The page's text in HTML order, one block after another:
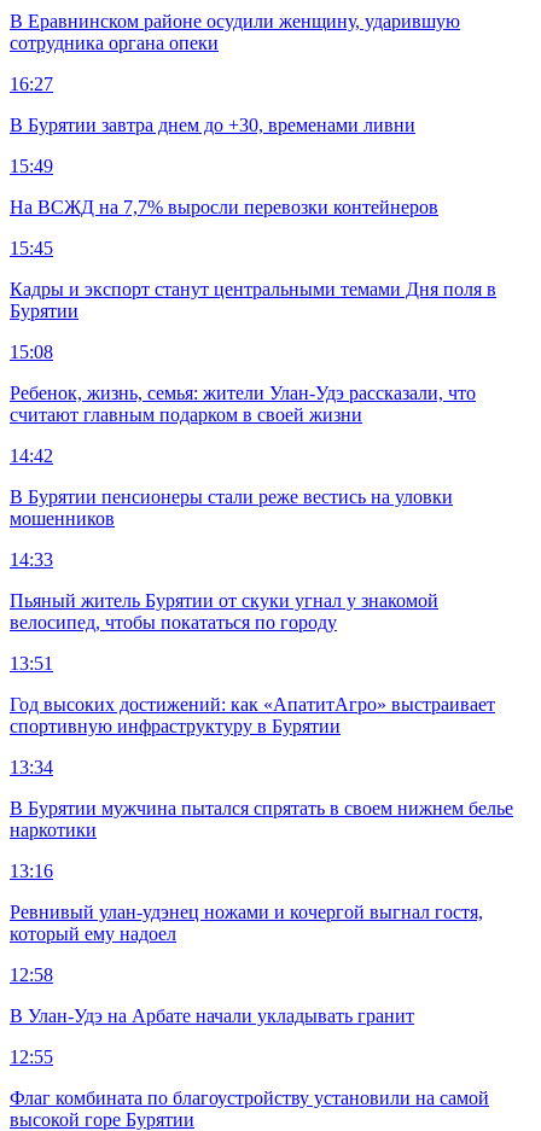
В Еравнинском районе осудили женщину, ударившую
сотрудника органа опеки
16:27
В Бурятии завтра днем до +30, временами ливни
15:49
На ВСЖД на 7,7% выросли перевозки контейнеров
15:45
Кадры и экспорт станут центральными темами Дня поля в
Бурятии
15:08
Ребенок, жизнь, семья: жители Улан-Удэ рассказали, что
считают главным подарком в своей жизни
14:42
В Бурятии пенсионеры стали реже вестись на уловки
мошенников
14:33
Пьяный житель Бурятии от скуки угнал у знакомой
велосипед, чтобы покататься по городу
13:51
Год высоких достижений: как «АпатитАгро» выстраивает
спортивную инфраструктуру в Бурятии
13:34
В Бурятии мужчина пытался спрятать в своем нижнем белье
наркотики
13:16
Ревнивый улан-удэнец ножами и кочергой выгнал гостя,
который ему надоел
12:58
В Улан-Удэ на Арбате начали укладывать гранит
12:55
Флаг комбината по благоустройству установили на самой
высокой горе Бурятии